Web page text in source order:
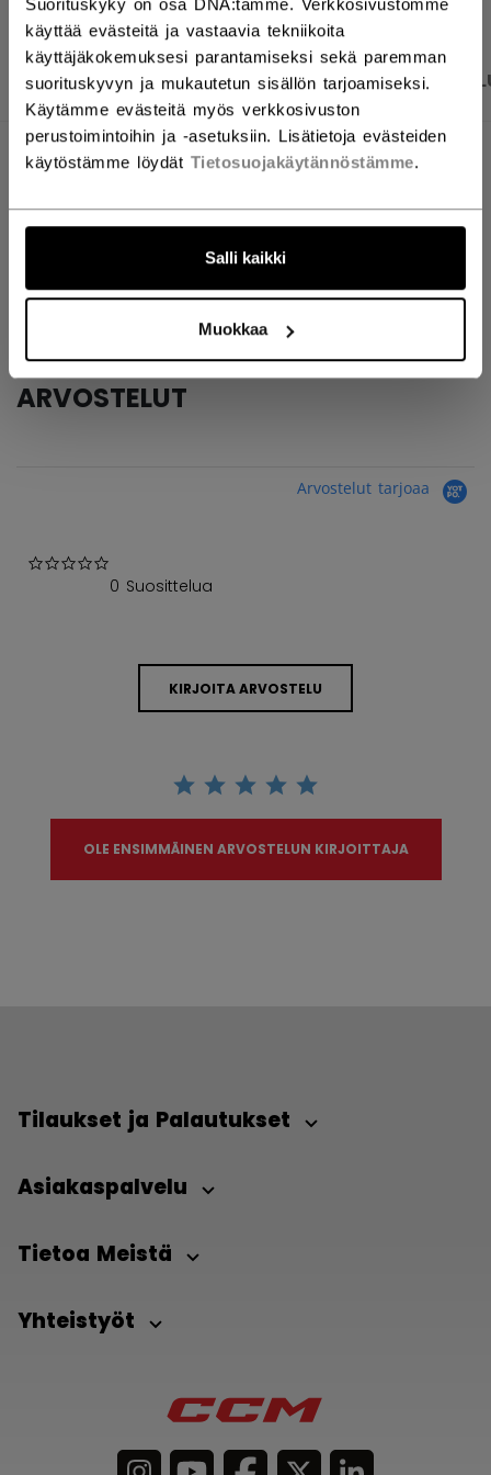
käyttää evästeitä ja vastaavia tekniikoita
käyttäjäkokemuksesi parantamiseksi sekä paremman
suorituskyvyn ja mukautetun sisällön tarjoamiseksi.
Käytämme evästeitä myös verkkosivuston
perustoimintoihin ja -asetuksiin. Lisätietoja evästeiden
käytöstämme löydät Tietosuojakäytännöstämme.
Salli kaikki
Muokkaa
TUOTEKUVAT TEKNISET TIEDOT
TEKNISET TIEDOT
TUNNUS
TSS2TA-YT
Youth
COLLECTION
Team
ARVOSTELUT
Arvostelut tarjoaa
0 Suosittelua
KIRJOITA ARVOSTELU
OLE ENSIMMÄINEN ARVOSTELUN KIRJOITTAJA
Tilaukset ja Palautukset
Asiakaspalvelu
Tietoa Meistä
Yhteistyöt